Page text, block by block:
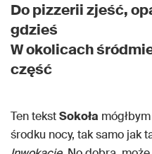
Do pizzerii zjeść,
gdzieś
W okolicach
część
Ten tekstSokoła
środku nocy, tak samo jak